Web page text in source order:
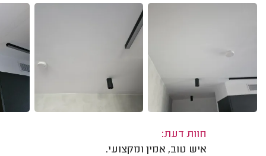
חוות דעת:
איש טוב, אמין ומקצועי.